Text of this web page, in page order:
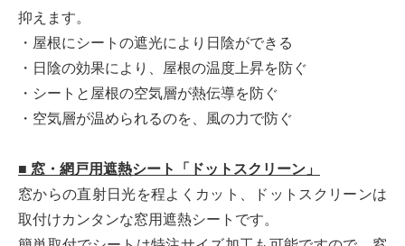
抑えます。
・屋根にシートの遮光により日陰ができる
・日陰の効果により、屋根の温度上昇を防ぐ
・シートと屋根の空気層が熱伝導を防ぐ
・空気層が温められるのを、風の力で防ぐ
■ 窓・網戸用遮熱シート「ドットスクリーン」
窓からの直射日光を程よくカット、ドットスクリーンは
取付けカンタンな窓用遮熱シートです。